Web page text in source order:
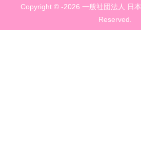
Copyright © -2026 一般社団法人 日
Reserved.